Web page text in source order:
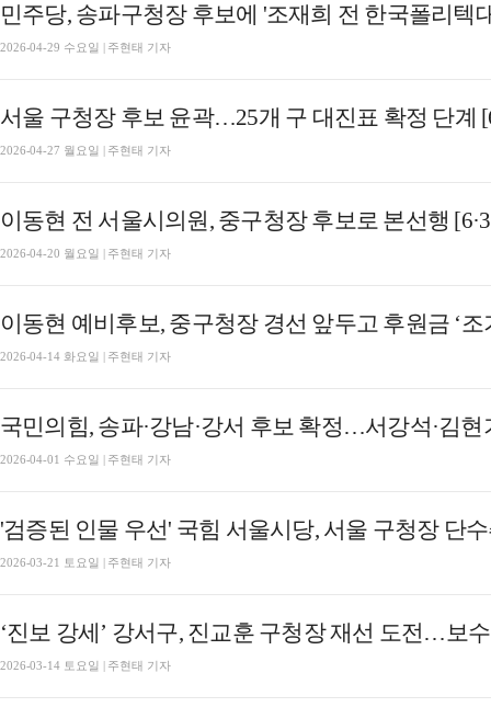
민주당, 송파구청장 후보에 '조재희 전 한국폴리텍
2026-04-29 수요일 | 주현태 기자
서울 구청장 후보 윤곽…25개 구 대진표 확정 단계
2026-04-27 월요일 | 주현태 기자
이동현 전 서울시의원, 중구청장 후보로 본선행
2026-04-20 월요일 | 주현태 기자
이동현 예비후보, 중구청장 경선 앞두고 후원금 ‘조
2026-04-14 화요일 | 주현태 기자
국민의힘, 송파·강남·강서 후보 확정…서강석·김현
2026-04-01 수요일 | 주현태 기자
'검증된 인물 우선' 국힘 서울시당, 서울 구청장 단
2026-03-21 토요일 | 주현태 기자
‘진보 강세’ 강서구, 진교훈 구청장 재선 도전…보
2026-03-14 토요일 | 주현태 기자